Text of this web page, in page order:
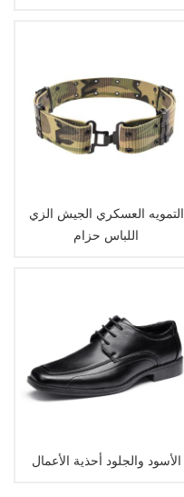
التمويه العسكري الجيش الزي
اللباس حزام
الأسود والجلود أحذية الأعمال